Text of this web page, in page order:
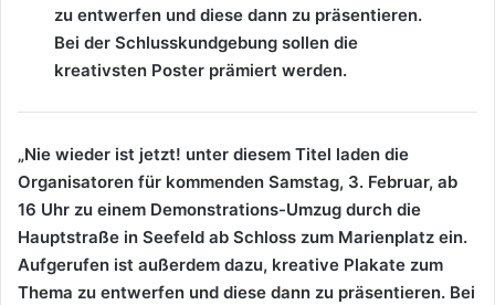
zu entwerfen und diese dann zu präsentieren.
Bei der Schlusskundgebung sollen die
kreativsten Poster prämiert werden.
„Nie wieder ist jetzt! unter diesem Titel laden die
Organisatoren für kommenden Samstag, 3. Februar, ab
16 Uhr zu einem Demonstrations-Umzug durch die
Hauptstraße in Seefeld ab Schloss zum Marienplatz ein.
Aufgerufen ist außerdem dazu, kreative Plakate zum
Thema zu entwerfen und diese dann zu präsentieren. Bei